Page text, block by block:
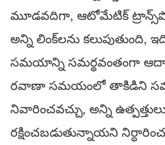
మూడవదిగా, ఆటోమేటిక్
అన్ని లింక్‌లను
సమయాన్ని సమర్థవంతంగా ఆదా
రవాణా సమయంలో తాకిడిని
నివారించవచ్చు, అన్ని
రక్షించబడుతున్నాయని